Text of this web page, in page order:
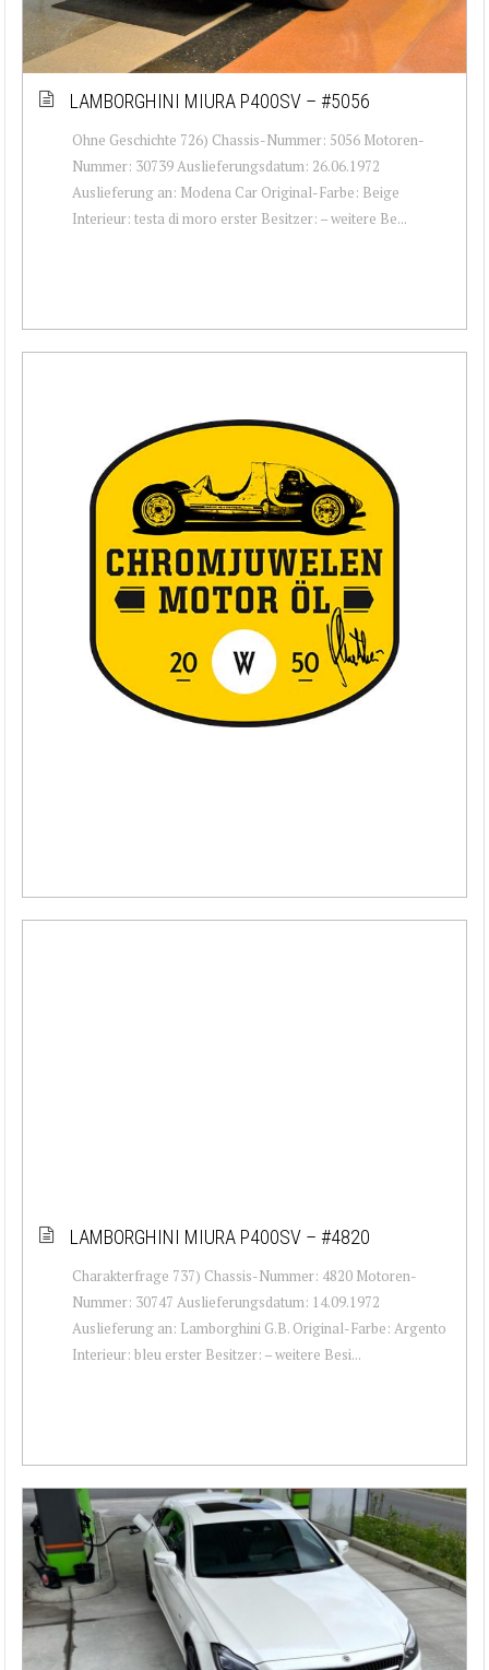
LAMBORGHINI MIURA P400SV – #5056
Ohne Geschichte 726) Chassis-Nummer: 5056 Motoren-
Nummer: 30739 Auslieferungsdatum: 26.06.1972
Auslieferung an: Modena Car Original-Farbe: Beige
Interieur: testa di moro erster Besitzer: – weitere Be...
LAMBORGHINI MIURA P400SV – #4820
Charakterfrage 737) Chassis-Nummer: 4820 Motoren-
Nummer: 30747 Auslieferungsdatum: 14.09.1972
Auslieferung an: Lamborghini G.B. Original-Farbe: Argento
Interieur: bleu erster Besitzer: – weitere Besi...